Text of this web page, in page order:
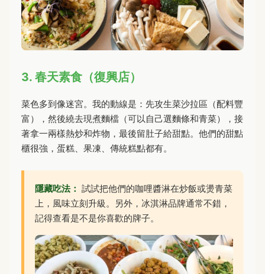
3. 春天素食（復興店）
菜色多到像迷宮。我的動線是：先攻生菜沙拉區（配料豐
富），然後繞去現煮麵檔（可以自己選麵條和青菜），接
著拿一兩樣熱炒和炸物，最後留肚子給甜點。他們的甜點
櫃很強，蛋糕、果凍、傳統糕點都有。
隱藏吃法： 試試把他們的咖哩醬淋在炒飯或燙青菜
上，風味立刻升級。另外，冰淇淋品牌通常不錯，
記得查看是不是你喜歡的牌子。